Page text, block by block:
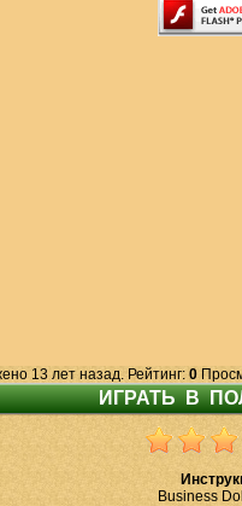
13 лет назад. Рейтинг: 0
Business